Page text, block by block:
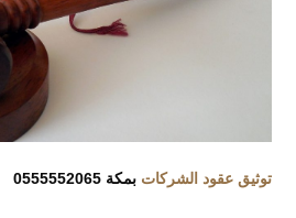
توثيق عقود الشركات بمكة 0555552065